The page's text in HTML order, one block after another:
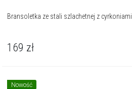
Bransoletka ze stali szlachetnej z cyrkoniami
169 zł
Nowość